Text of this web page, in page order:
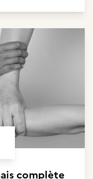
complète